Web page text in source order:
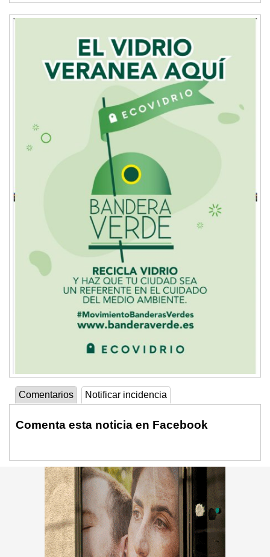
Comentarios Notificar incidencia
Comenta esta noticia en Facebook